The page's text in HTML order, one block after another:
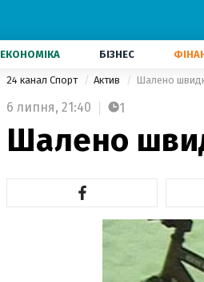
ЕКОНОМІКА БІЗНЕС
24 канал Спорт Актив Шалено
6 липня, 21:40 1
Шалено